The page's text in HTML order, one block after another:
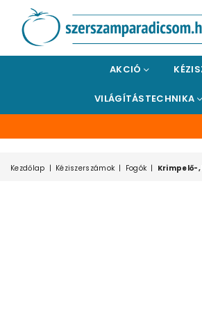
SZERSZÁMPARADICSOM
AKCIÓ
VILÁGÍTÁSTECHNIKA
Kezdőlap | Kéziszerszámok | Fogók | Krimpelő-